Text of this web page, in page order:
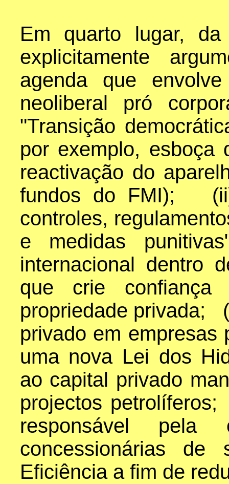
Em quarto lugar,
explicitamente
agenda que
neoliberal pró
"Transição
por exemplo,
reactivação do
fundos do FMI);
controles,
e medidas
internacional dentro
que crie
propriedade privada;
privado em
uma nova Lei dos
ao capital privado
projectos
responsável pela
concessionárias
Eficiência a fim de